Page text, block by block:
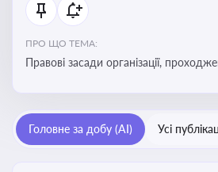
ПРО ЩО ТЕМА:
Правові засади організації,
військовослужбовців у воєнний час
Головне за добу (AI) Усі